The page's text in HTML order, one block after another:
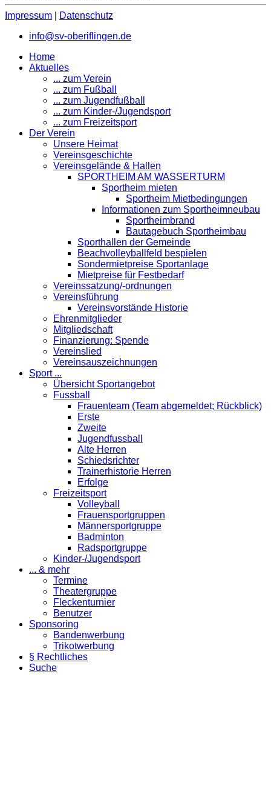
Impressum
Datenschutz
info@sv-oberiflingen.de
Home
Aktuelles
... zum Verein
... zum Fußball
... zum Jugendfußball
... zum Kinder-/Jugendsport
... zum Freizeitsport
Der Verein
Unsere Heimat
Vereinsgeschichte
Vereinsgelände & Hallen
SPORTHEIM AM WASSERTURM
Sportheim mieten
Sportheim Mietbedingungen
Informationen zum Sportheimneubau
Sportheimbrand
Bautagebuch Sportheimbau
Sporthallen der Gemeinde
Beachvolleyballfeld bespielen
Sondermietpreise Sportanlage
Mietpreise für Festbedarf
Vereinssatzung/-ordnungen
Vereinsführung
Vereinsvorstände Historie
Ehrenmitglieder
Mitgliedschaft
Finanzierung: Spende
Vereinslied
Vereinsauszeichnungen
Sport ...
Übersicht Sportangebot
Fussball
Frauenteam (Team abgemeldet; Rückblick)
Erste
Zweite
Jugendfussball
Alte Herren
Schiedsrichter
Trainerhistorie Herren
Erfolge
Freizeitsport
Volleyball
Frauensportgruppen
Männersportgruppe
Badminton
Radsportgruppe
Kinder-/Jugendsport
... & mehr
Termine
Theatergruppe
Fleckenturnier
Benutzer
Sponsoring
Bandenwerbung
Trikotwerbung
§ Rechtliches
Suche